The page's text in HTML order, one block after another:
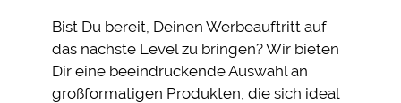
Bist Du bereit, Deinen Werbeauftritt auf
das nächste Level zu bringen? Wir bieten
Dir eine beeindruckende Auswahl an
großformatigen Produkten, die sich ideal